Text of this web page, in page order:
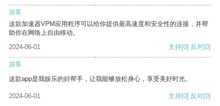
游客
这款加速器VPM应用程序可以给你提供最高速度和安全性的连接，并帮
助你在网络上自由移动。
2024-06-01
支持[0] 反对[0]
游客
这款app是我娱乐的好帮手，让我能够放松身心，享受美好时光。
2024-06-01 支持[0] 反对[0]